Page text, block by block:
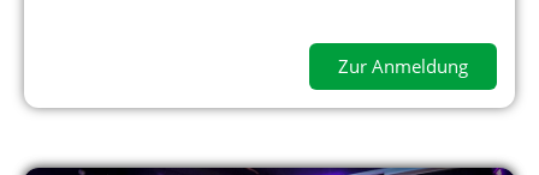
Zur Anmeldung